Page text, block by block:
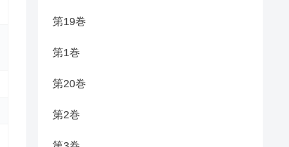
第19巻
第1巻
第20巻
第2巻